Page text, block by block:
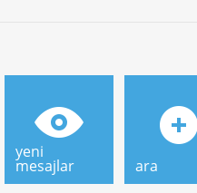
yeni
mesajlar ara